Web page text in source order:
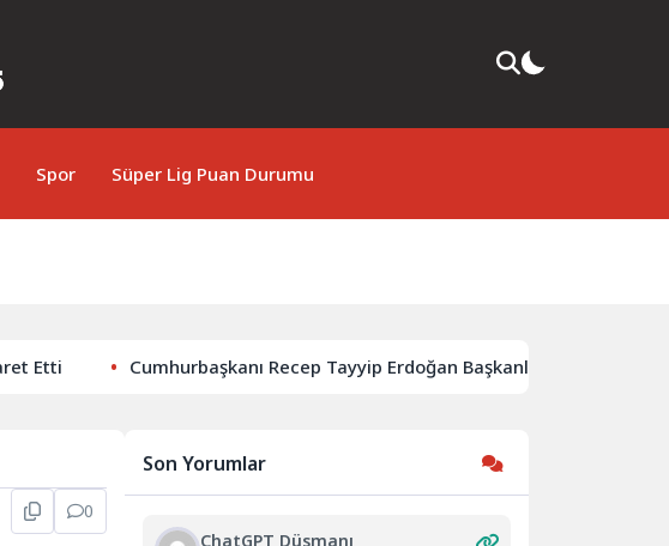
Spor Süper Lig Puan Durumu
Cumhurbaşkanı Recep Tayyip Erdoğan Başkanlığında Toplanan AK Parti
0
Son Yorumlar
ChatGPT Düsmanı